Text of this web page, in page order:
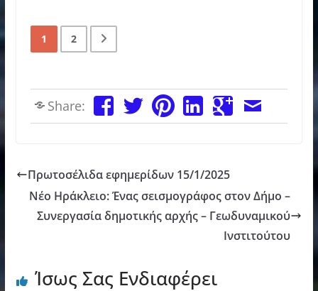
1 2
Share:
Πρωτοσέλιδα εφημερίδων 15/1/2025
Νέο Ηράκλειο: Ένας σεισμογράφος στον Δήμο –
Συνεργασία δημοτικής αρχής – Γεωδυναμικού
Ινστιτούτου
Ίσως Σας Ενδιαφέρει